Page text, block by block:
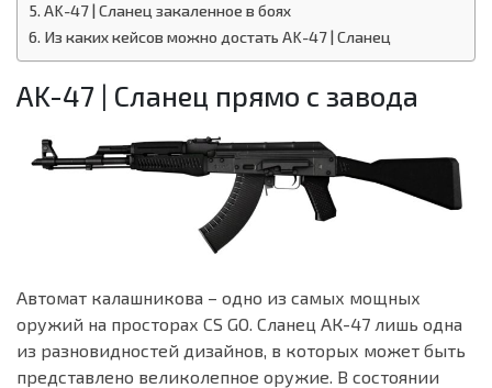
AK-47 | Сланец закаленное в боях
Из каких кейсов можно достать AK-47 | Сланец
AK-47 | Сланец прямо с завода
Автомат калашникова – одно из самых мощных
оружий на просторах CS GO. Сланец АК-47 лишь одна
из разновидностей дизайнов, в которых может быть
представлено великолепное оружие. В состоянии